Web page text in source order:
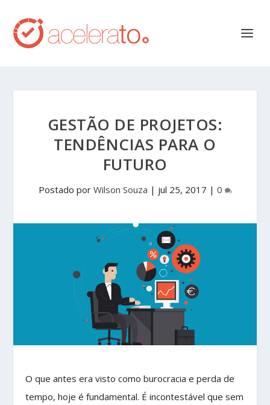
GESTÃO DE PROJETOS:
TENDÊNCIAS PARA O
FUTURO
Postado por Wilson Souza | jul 25, 2017 | 0
O que antes era visto como burocracia e perda de
tempo, hoje é fundamental. É incontestável que sem